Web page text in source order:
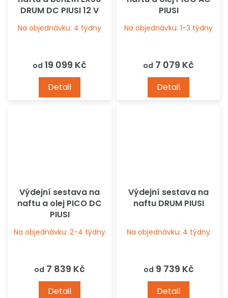
DRUM DC PIUSI 12 V
Na objednávku: 4 týdny
od 19 099 Kč
Detail
PIUSI
Na objednávku: 1-3 týdny
od 7 079 Kč
Detail
Výdejní sestava na
naftu a olej PICO DC
PIUSI
Na objednávku: 2-4 týdny
od 7 839 Kč
Detail
Výdejní sestava na
naftu DRUM PIUSI
Na objednávku: 4 týdny
od 9 739 Kč
Detail